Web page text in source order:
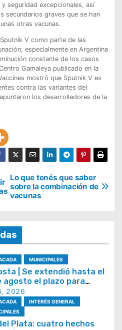
seguridad excepcionales, así
secundarios graves que se han
otras vacunas.
V como parte de las
especialmente en Argentina
constante de los casos
Gamaleya publicado en la
mostró que Sputnik V es
contra las variantes del
los desarrolladores de la
Lo que tenés que saber
sobre la combinación de
vacunas
MUNICIPALES
| Se extendió hasta el
agosto el plazo para
al plan de
de tasas
2026
INTERÉS GENERAL
Plata: cuatro hechos